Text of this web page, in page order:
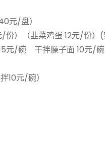
元/盘）
份）（韭菜鸡蛋 12元/份）
元/碗 干拌臊子面 10元/碗
10元/碗）